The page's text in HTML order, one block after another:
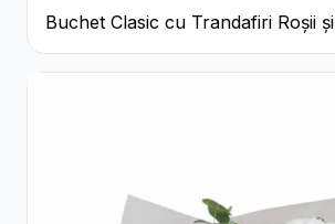
Buchet Clasic cu Trandafiri Roșii și
Gypsophila